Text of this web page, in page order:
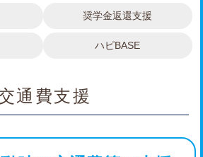
奨学金返還支援
ハピBASE
通費支援